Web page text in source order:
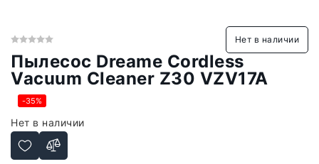
Нет в наличии
Пылесос Dreame Cordless
Vacuum Cleaner Z30 VZV17A
-35%
Нет в наличии